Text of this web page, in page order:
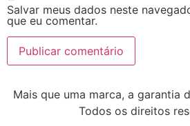
Salvar meus dados neste
que eu comentar.
Mais que uma marca, a garantia
Todos os direitos